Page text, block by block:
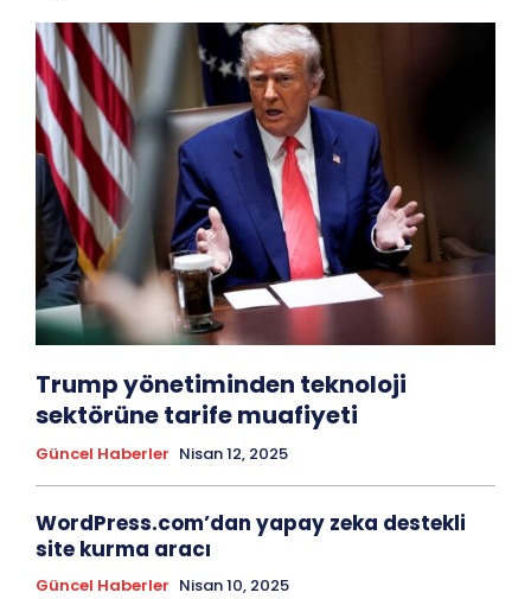
Trump yönetiminden teknoloji
sektörüne tarife muafiyeti
Güncel Haberler Nisan 12, 2025
WordPress.com’dan yapay zeka destekli
site kurma aracı
Güncel Haberler Nisan 10, 2025